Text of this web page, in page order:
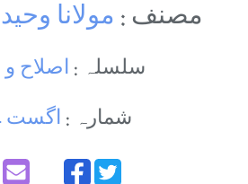
مصنف : مولانا
سلسلہ : اصلاح
شمارہ : اگست 2024